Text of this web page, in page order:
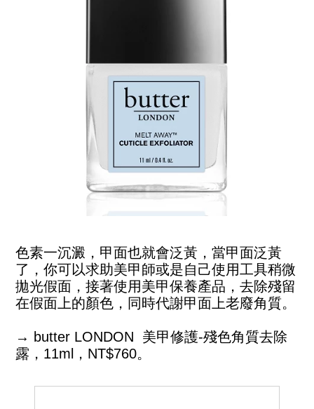
色素一沉澱，甲面也就會泛黃，當甲面泛黃
了，你可以求助美甲師或是自己使用工具稍微
拋光假面，接著使用美甲保養產品，去除殘留
在假面上的顏色，同時代謝甲面上老廢角質。
→ butter LONDON 美甲修護-殘色角質去除
露，11ml，NT$760。